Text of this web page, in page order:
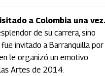
a Colombia una vez.
de su carrera, sino
invitado a Barranquilla por
le organizó un emotivo
Artes de 2014.